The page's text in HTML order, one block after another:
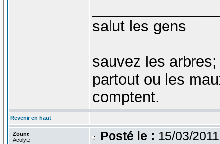
salut les gens
sauvez les
partout ou les
comptent.
Revenir en haut
Zoune
Acolyte
Posté le : 15/03/